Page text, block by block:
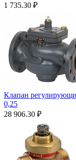
1 735.30 ₽
Клапан
0,25
28 906.30 ₽